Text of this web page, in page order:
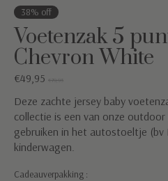
38% off
Voetenzak 5
Chevron White
€49,95 €79,95
Deze zachte jersey baby
collectie is een van onze
gebruiken in het autostoeltje (bv
kinderwagen.
Cadeauverpakking :